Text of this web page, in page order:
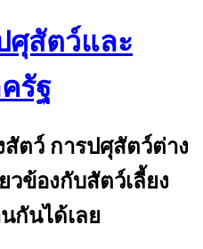
ศุสัตว์และ
รัฐ
สัตว์ การปศุสัตว์ต่าง
วข้องกับสัตว์เลี้ยง
กันได้เลย